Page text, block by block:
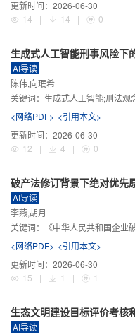
更新时间： 2026-06-30
14
| 14 | 0
生成式人工智能刑事风险下
AI导读
陈伟,向珉希
关键词： 生成式人工智能;刑法观
<网络PDF> <引用本文>
更新时间： 2026-06-30
12
| 4 | 0
破产法修订背景下绝对优先
AI导读
李燕,胡月
关键词：
《中华人民共和国企业破产法（修订
<网络PDF> <引用本文>
更新时间： 2026-06-30
15
| 1 | 1
生态文明建设目标评价考核
AI导读